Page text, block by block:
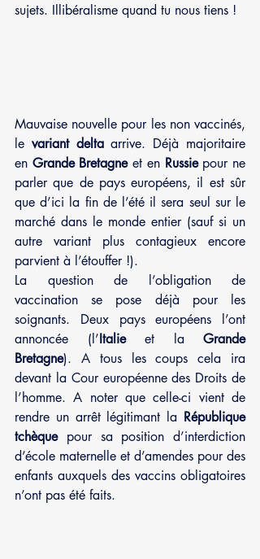
sujets. Illibéralisme quand tu nous tiens !
Mauvaise nouvelle pour les non vaccinés,
le variant delta arrive. Déjà majoritaire
en Grande Bretagne et en Russie pour ne
parler que de pays européens, il est sûr
que d’ici la fin de l’été il sera seul sur le
marché dans le monde entier (sauf si un
autre variant plus contagieux encore
parvient à l’étouffer !).
La question de l’obligation de
vaccination se pose déjà pour les
soignants. Deux pays européens l’ont
annoncée (l’Italie et la Grande
Bretagne). A tous les coups cela ira
devant la Cour européenne des Droits de
l’homme. A noter que celle-ci vient de
rendre un arrêt légitimant la République
tchèque pour sa position d’interdiction
d’école maternelle et d’amendes pour des
enfants auxquels des vaccins obligatoires
n’ont pas été faits.